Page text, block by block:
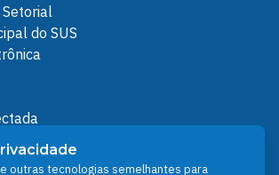
do SUS
by Storyset
outras tecnologias semelhantes para